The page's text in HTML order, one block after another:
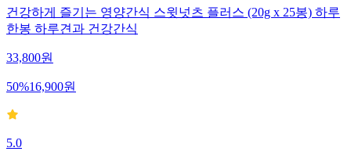
건강하게 즐기는 영양간식 스윗넛츠 플러스 (20g x 25봉) 하루
한봉 하루견과 건강간식
33,800원
50%16,900원
5.0